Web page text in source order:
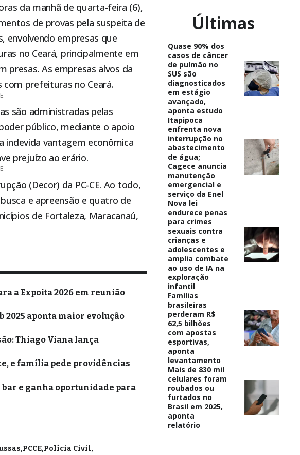
da manhã de quarta-feira (6),
de provas pela suspeita de
envolvendo empresas que
no Ceará, principalmente em
presas. As empresas alvos da
com prefeituras no Ceará.
-
são administradas pelas
público, mediante o apoio
indevida vantagem econômica
prejuízo ao erário.
-
(Decor) da PC-CE. Ao todo,
e apreensão e quatro de
de Fortaleza, Maracanaú,
a Expoita 2026 em reunião
2025 aponta maior evolução
Thiago Viana lança
e família pede providências
e ganha oportunidade para
PCCE Polícia Civil
Últimas
Quase 90% dos
casos de câncer
de pulmão no
SUS são
diagnosticados
em estágio
avançado,
aponta estudo
Itapipoca
enfrenta nova
interrupção no
abastecimento
de água;
Cagece anuncia
manutenção
emergencial e
serviço da Enel
Nova lei
endurece penas
para crimes
sexuais contra
crianças e
adolescentes e
amplia combate
ao uso de IA na
exploração
infantil
Famílias
brasileiras
perderam R$
62,5 bilhões
com apostas
esportivas,
aponta
levantamento
Mais de 830 mil
celulares foram
roubados ou
furtados no
Brasil em 2025,
aponta
relatório